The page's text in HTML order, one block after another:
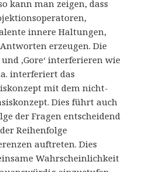
kann man zeigen, dass
innere Haltungen,
erzeugen. Die
‚Gore‘ interferieren wie
interferiert das
mit dem nicht-
Dies führt auch
der Fragen entscheidend
Reihenfolge
auftreten. Dies
Wahrscheinlichkeit